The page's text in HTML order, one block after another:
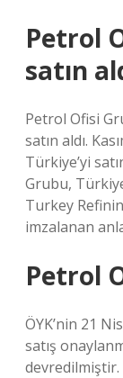
Petrol
satın
Petrol Ofisi
satın aldı.
Türkiye’yi
Grubu,
Turkey
imzalanan
Petrol
ÖYK’nin 21
satış
devredilmiştir.